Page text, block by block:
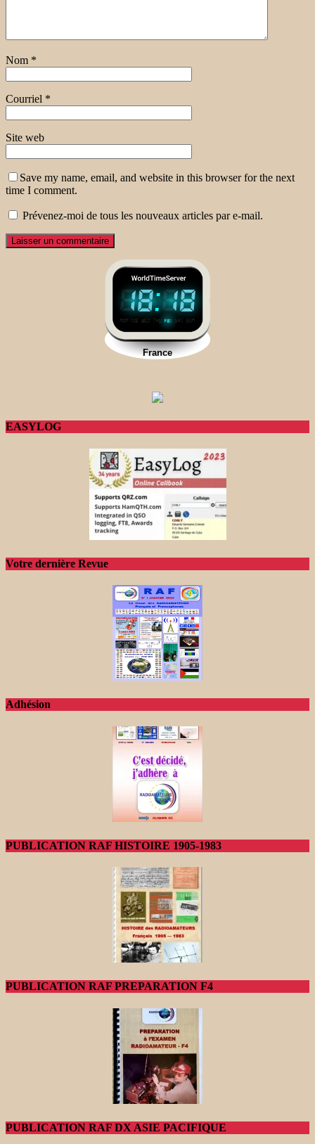
Nom *
Courriel *
Site web
Save my name, email, and website in this browser for the next
time I comment.
Prévenez-moi de tous les nouveaux articles par e-mail.
EASYLOG
Votre dernière Revue
Adhésion
PUBLICATION RAF HISTOIRE 1905-1983
PUBLICATION RAF PREPARATION F4
PUBLICATION RAF DX ASIE PACIFIQUE